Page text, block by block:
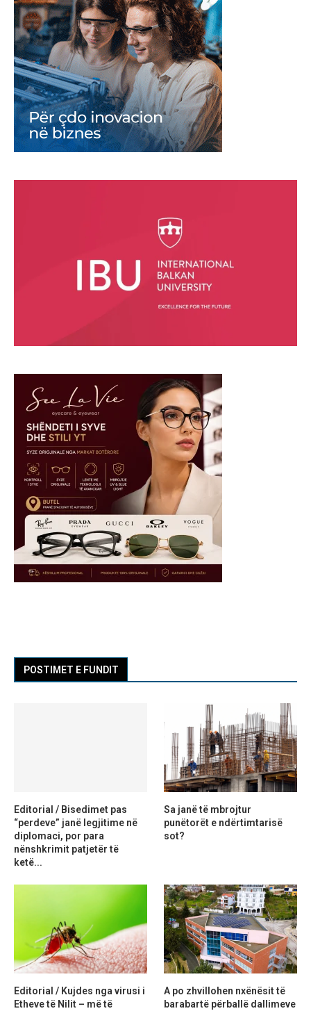
POSTIMET E FUNDIT
Editorial / Bisedimet pas
“perdeve” janë legjitime në
diplomaci, por para
nënshkrimit patjetër të
ketë...
Sa janë të mbrojtur
punëtorët e ndërtimtarisë
sot?
Editorial / Kujdes nga virusi i
Etheve të Nilit – më të
A po zhvillohen nxënësit të
barabartë përballë dallimeve